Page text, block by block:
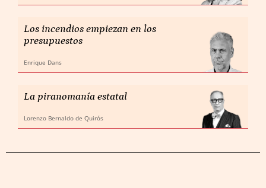
Los incendios empiezan en los
presupuestos
Enrique Dans
La piranomanía estatal
Lorenzo Bernaldo de Quirós